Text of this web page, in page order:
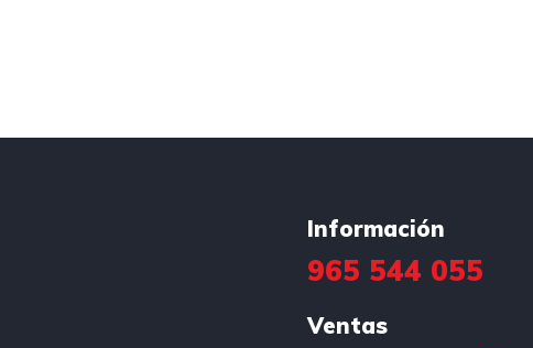
Información
965 544 055
Ventas